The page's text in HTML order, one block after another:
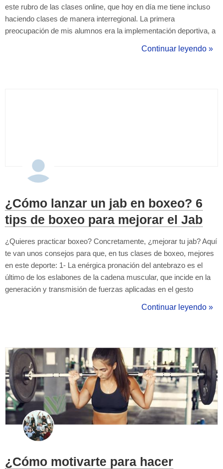
este rubro de las clases online, que hoy en día me tiene incluso
haciendo clases de manera interregional. La primera
preocupación de mis alumnos era la implementación deportiva, a
piedras para aumentar peso, una silla y si tenían escaleras, e iba
Continuar leyendo »
¿Cómo lanzar un jab en boxeo? 6
tips de boxeo para mejorar el Jab
¿Quieres practicar boxeo? Concretamente, ¿mejorar tu jab? Aquí
te van unos consejos para que, en tus clases de boxeo, mejores
en este deporte: 1- La enérgica pronación del antebrazo es el
último de los eslabones de la cadena muscular, que incide en la
generación y transmisión de fuerzas aplicadas en el gesto
importante, ya que al lanzar un golpe quedamos expuestos a un
Continuar leyendo »
¿Cómo motivarte para hacer